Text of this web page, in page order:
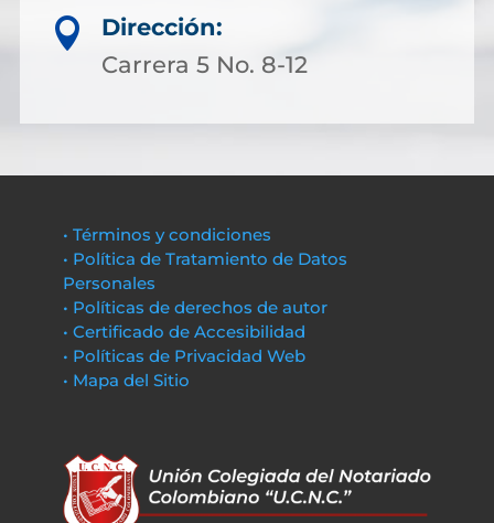

Dirección:
Carrera 5 No. 8-12
• Términos y condiciones
• Política de Tratamiento de Datos
Personales
• Políticas de derechos de autor
• Certificado de Accesibilidad
• Políticas de Privacidad Web
• Mapa del Sitio